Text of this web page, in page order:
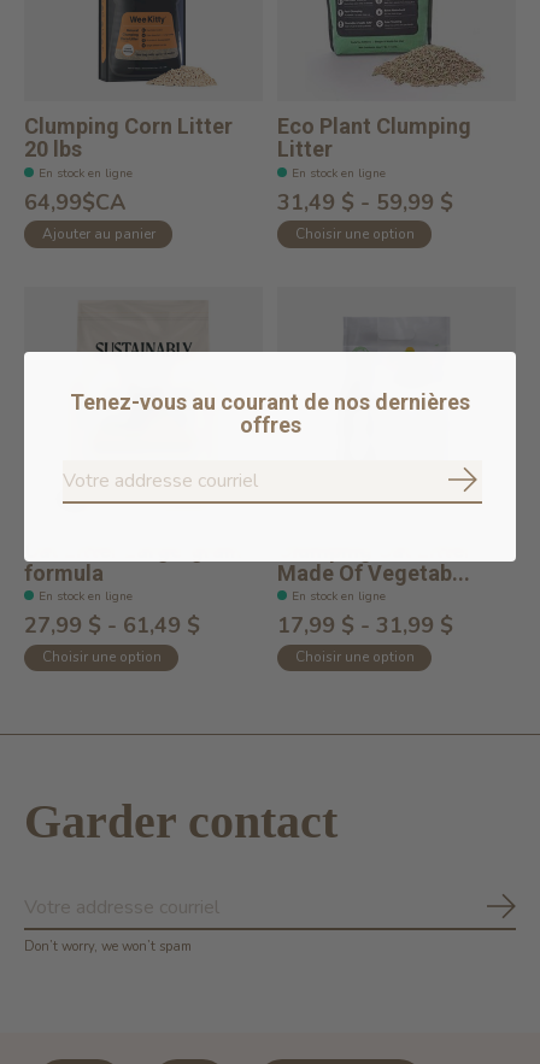
Clumping Corn Litter
20 lbs
En stock en ligne
64,99$CA
Ajouter au panier
Eco Plant Clumping
Litter
En stock en ligne
31,49 $ - 59,99 $
Choisir une option
formula
En stock en ligne
27,99 $ - 61,49 $
Choisir une option
Made Of Vegetab...
En stock en ligne
17,99 $ - 31,99 $
Choisir une option
Garder contact
Don’t worry, we won’t spam
Tenez-vous au courant de nos dernières
offres